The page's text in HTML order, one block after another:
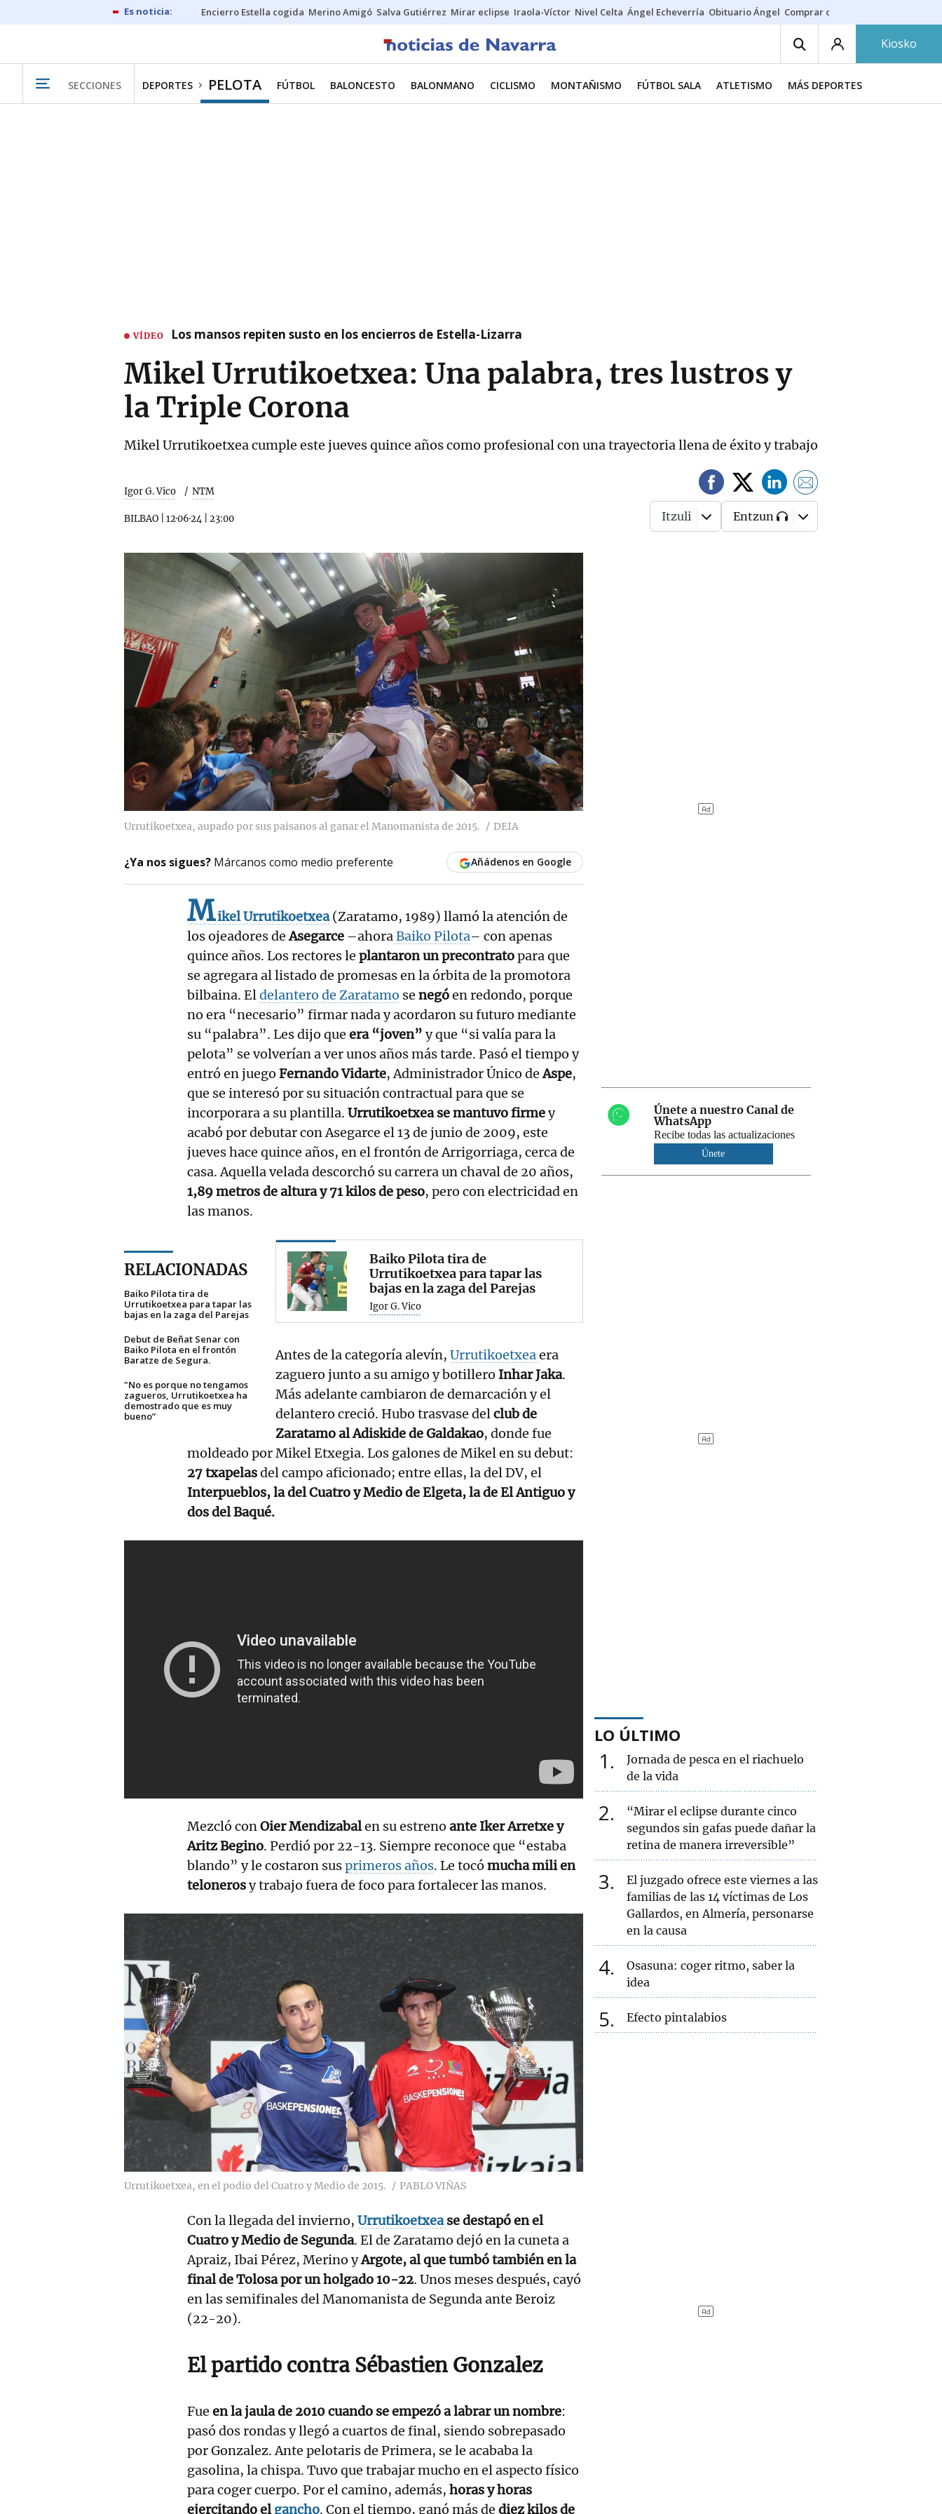
Encierro Estella cogida Merino Amigó Salva Gutiérrez Mirar eclipse Iraola-Víctor Nivel Celta Ángel Echeverría Obituario Ángel Comprar casa
Kiosko
SECCIONES DEPORTES PELOTA FÚTBOL BALONCESTO BALONMANO CICLISMO MONTAÑISMO FÚTBOL SALA ATLETISMO MÁS DEPORTES
VÍDEO Los mansos repiten susto en los encierros de Estella-Lizarra
Mikel Urrutikoetxea: Una palabra, tres lustros y
la Triple Corona
Mikel Urrutikoetxea cumple este jueves quince años como profesional con una trayectoria llena de éxito y trabajo
Igor G. Vico NTM
BILBAO 12·06·24 23:00 Itzuli Entzun
Urrutikoetxea, aupado por sus paisanos al ganar el Manomanista de 2015. DEIA
¿Ya nos sigues? Márcanos como medio preferente Añádenos en Google
Mikel Urrutikoetxea (Zaratamo, 1989) llamó la atención de
los ojeadores deAsegarce –ahoraBaiko Pilota– con apenas
quince años. Los rectores le plantaron un precontratopara que
se agregara al listado de promesas en la órbita de la promotora
bilbaina. Eldelantero de Zaratamo se negóen redondo, porque
no era “necesario” firmar nada y acordaron su futuro mediante
su “palabra”. Les dijo que era “joven” y que “si valía para la
pelota” se volverían a ver unos años más tarde. Pasó el tiempo y
entró en juego Fernando Vidarte, Administrador Único deAspe,
que se interesó por su situación contractual para que se
incorporara a su plantilla. Urrutikoetxea se mantuvo firmey
acabó por debutar con Asegarce el 13 de junio de 2009, este
jueves hace quince años, en el frontón de Arrigorriaga, cerca de
casa. Aquella velada descorchó su carrera un chaval de 20 años,
1,89 metros de altura y 71 kilos de peso, pero con electricidad en
las manos.
RELACIONADAS
Baiko Pilota tira de
Urrutikoetxea para tapar las
bajas en la zaga del Parejas
Debut de Beñat Senar con
Baiko Pilota en el frontón
Baratze de Segura.
"No es porque no tengamos
zagueros, Urrutikoetxea ha
demostrado que es muy
bueno”
Baiko Pilota tira de
Urrutikoetxea para tapar las
bajas en la zaga del Parejas
Igor G. Vico
Antes de la categoría alevín,Urrutikoetxeaera
zaguero junto a su amigo y botillero Inhar Jaka.
Más adelante cambiaron de demarcación y el
delantero creció. Hubo trasvase delclub de
Zaratamo al Adiskide de Galdakao, donde fue
moldeado por Mikel Etxegia. Los galones de Mikel en su debut:
27 txapelasdel campo aficionado; entre ellas, la del DV, el
Interpueblos, la del Cuatro y Medio de Elgeta, la de El Antiguo y
dos del Baqué.
Mezcló conOier Mendizabalen su estreno ante Iker Arretxe y
Aritz Begino. Perdió por 22-13. Siempre reconoce que “estaba
blando” y le costaron susprimeros años. Le tocó mucha mili en
telonerosy trabajo fuera de foco para fortalecer las manos.
Urrutikoetxea, en el podio del Cuatro y Medio de 2015. PABLO VIÑAS
Con la llegada del invierno, Urrutikoetxease destapó en el
Cuatro y Medio de Segunda. El de Zaratamo dejó en la cuneta a
Apraiz, Ibai Pérez, Merino yArgote, al que tumbó también en la
final de Tolosa por un holgado 10-22. Unos meses después, cayó
en las semifinales del Manomanista de Segunda ante Beroiz
(22-20).
El partido contra Sébastien Gonzalez
Fue en la jaula de 2010 cuando se empezó a labrar un nombre:
pasó dos rondas y llegó a cuartos de final, siendo sobrepasado
por Gonzalez. Ante pelotaris de Primera, se le acababa la
gasolina, la chispa. Tuvo que trabajar mucho en el aspecto físico
para coger cuerpo. Por el camino, además, horas y horas
ejercitando elgancho. Con el tiempo, ganó más de diez kilos de
Únete a nuestro Canal de
WhatsApp
Recibe todas las actualizaciones
Únete
LO ÚLTIMO
1
Jornada de pesca en el riachuelo
de la vida
2
“Mirar el eclipse durante cinco
segundos sin gafas puede dañar la
retina de manera irreversible”
3
El juzgado ofrece este viernes a las
familias de las 14 víctimas de Los
Gallardos, en Almería, personarse
en la causa
4
Osasuna: coger ritmo, saber la
idea
5 Efecto pintalabios